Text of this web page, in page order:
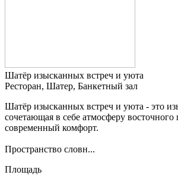
Шатёр изысканных встреч и уюта
Ресторан, Шатер, Банкетный зал
Шатёр изысканных встреч и уюта - это
сочетающая в себе атмосферу восточного
современный комфорт.
Пространство словн...
Площадь